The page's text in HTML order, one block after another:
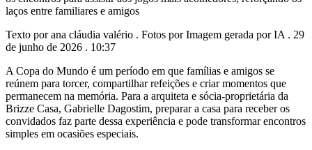
laços entre familiares e amigos
Texto por ana cláudia valério . Fotos por Imagem gerada por IA . 29
de junho de 2026 . 10:37
A Copa do Mundo é um período em que famílias e amigos se
reúnem para torcer, compartilhar refeições e criar momentos que
permanecem na memória. Para a arquiteta e sócia-proprietária da
Brizze Casa, Gabrielle Dagostim, preparar a casa para receber os
convidados faz parte dessa experiência e pode transformar encontros
simples em ocasiões especiais.